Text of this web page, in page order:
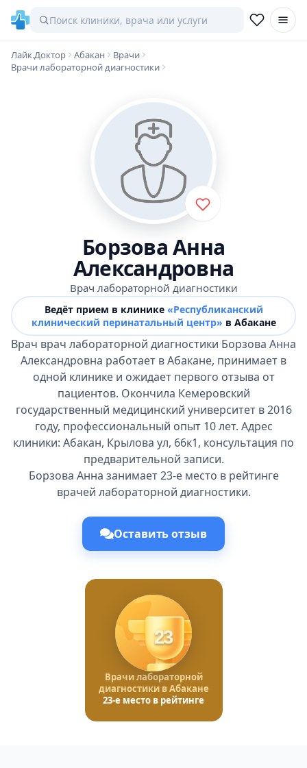
Лайк.Доктор Абакан
Врачи
Врачи лабораторной диагностики
Борзова Анна
Александровна
Врач лабораторной диагностики
Ведёт прием в клинике «Республиканский
клинический перинатальный центр» в Абакане
Врач врач лабораторной диагностики Борзова Анна
Александровна работает в Абакане, принимает в
одной клинике и ожидает первого отзыва от
пациентов. Окончила Кемеровский
государственный медицинский университет в 2016
году, профессиональный опыт 10 лет. Адрес
клиники: Абакан, Крылова ул, 66к1, консультация по
предварительной записи.
Борзова Анна занимает 23-е место в рейтинге
врачей лабораторной диагностики.
Оставить отзыв
23
Врачи лабораторной
диагностики в Абакане
23-е место в рейтинге